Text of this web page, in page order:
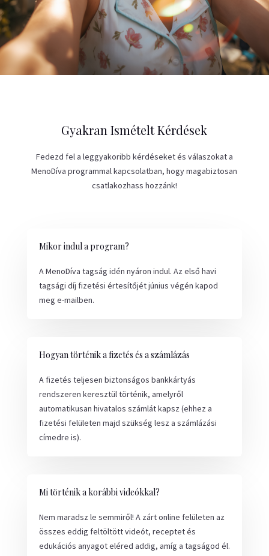
Gyakran Ismételt Kérdések
Fedezd fel a leggyakoribb kérdéseket és válaszokat a
MenoDíva programmal kapcsolatban, hogy magabiztosan
csatlakozhass hozzánk!
Mikor indul a program?
A MenoDíva tagság idén nyáron indul. Az első havi
tagsági díj fizetési értesítőjét június végén kapod
meg e-mailben.
Hogyan történik a fizetés és a számlázás
A fizetés teljesen biztonságos bankkártyás
rendszeren keresztül történik, amelyről
automatikusan hivatalos számlát kapsz (ehhez a
fizetési felületen majd szükség lesz a számlázási
címedre is).
Mi történik a korábbi videókkal?
Nem maradsz le semmiről! A zárt online felületen az
összes eddig feltöltött videót, receptet és
edukációs anyagot eléred addig, amíg a tagságod él.